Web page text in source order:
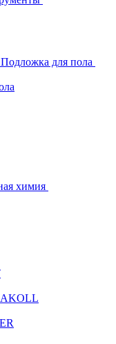
Подложка для пола
химия